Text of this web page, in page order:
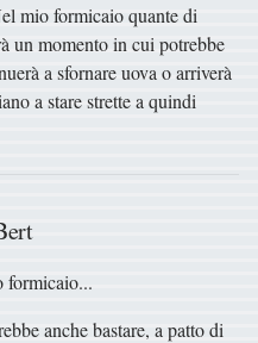
mio formicaio quante di
un momento in cui potrebbe
a sfornare uova o arriverà
a stare strette a quindi
formicaio...
anche bastare, a patto di